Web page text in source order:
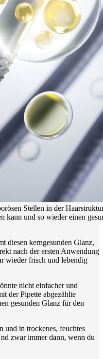
Stellen in der
kann und so wieder einen
diesen kerngesunden Glanz,
nach der ersten Anwendung
wieder frisch und lebendig
nicht einfacher und
der Pipette abgezählte
gesunden Glanz für den
und in trockenes, feuchtes
zwar immer dann, wenn du